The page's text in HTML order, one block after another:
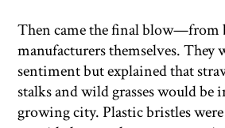
Then came the final blow—from
manufacturers themselves. They
sentiment but explained that
stalks and wild grasses would be
growing city. Plastic bristles